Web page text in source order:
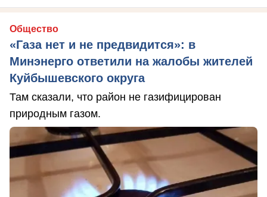
Общество
«Газа нет и не предвидится»: в
Минэнерго ответили на жалобы жителей
Куйбышевского округа
Там сказали, что район не газифицирован
природным газом.